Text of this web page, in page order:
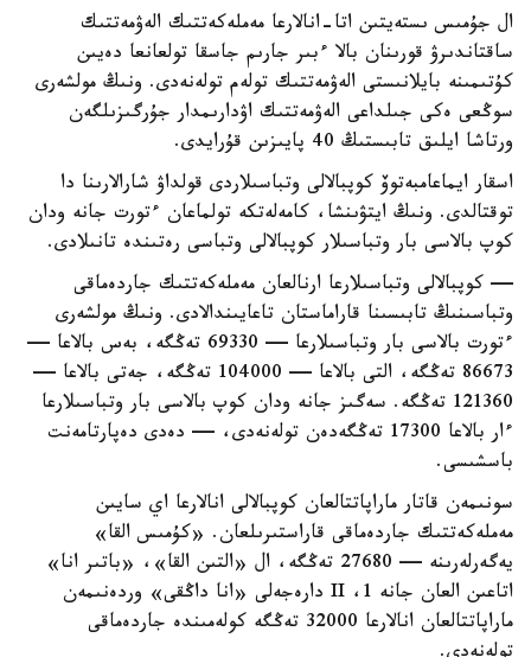
ال جۇمىس ىستەيتىن اتا-انالارعا مەملەكەتتىك الەۋمەتتىك
ساقتاندىرۋ قورىنان بالا ءبىر جارىم جاسقا تولعانعا دەيىن
كۇتىمىنە بايلانىستى الەۋمەتتىك تولەم تولەنەدى. ونىڭ مولشەرى
سوڭعى ەكى جىلداعى الەۋمەتتىك اۋدارىمدار جۇرگىزىلگەن
ورتاشا ايلىق تابىستىڭ 40 پايىزىن قۇرايدى.
اسقار ايماعامبەتوۆ كوپبالالى وتباسىلاردى قولداۋ شارالارىنا دا
توقتالدى. ونىڭ ايتۋىنشا، كامەلەتكە تولماعان ءتورت جانە ودان
كوپ بالاسى بار وتباسىلار كوپبالالى وتباسى رەتىندە تانىلادى.
— كوپبالالى وتباسىلارعا ارنالعان مەملەكەتتىك جاردەماقى
وتباسىنىڭ تابىسىنا قاراماستان تاعايىندالادى. ونىڭ مولشەرى
ءتورت بالاسى بار وتباسىلارعا — 69330 تەڭگە، بەس بالاعا —
86673 تەڭگە، التى بالاعا — 104000 تەڭگە، جەتى بالاعا —
121360 تەڭگە. سەگىز جانە ودان كوپ بالاسى بار وتباسىلارعا
ءار بالاعا 17300 تەڭگەدەن تولەنەدى، — دەدى دەپارتامەنت
باسشىسى.
سونىمەن قاتار ماراپاتتالعان كوپبالالى انالارعا اي سايىن
مەملەكەتتىك جاردەماقى قاراستىرىلعان. «كۇمىس القا»
يەگەرلەرىنە — 27680 تەڭگە، ال «التىن القا»، «باتىر انا»
اتاعىن العان جانە 1، II دارەجەلى «انا داڭقى» وردەنىمەن
ماراپاتتالعان انالارعا 32000 تەڭگە كولەمىندە جاردەماقى